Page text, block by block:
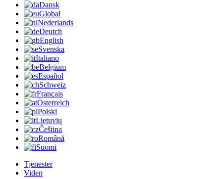
Dansk
Global
Nederlands
Deutch
English
Svenska
Italiano
Belgium
Español
Schweiz
Français
Österreich
Polski
Lietuvių
Čeština
Română
Suomi
Tjenester
Viden